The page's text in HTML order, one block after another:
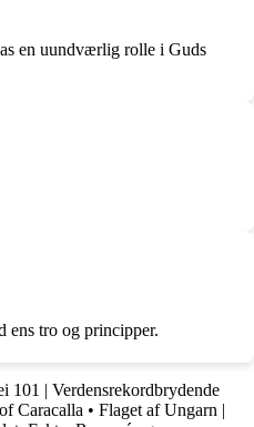
en uundværlig rolle i Guds
ens tro og principper.
101 | Verdensrekordbrydende
Caracalla • Flaget af Ungarn |